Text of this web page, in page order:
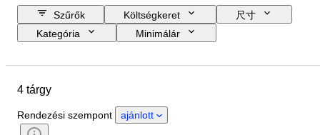
Szűrők Költségkeret
尺寸
Kategória
Minimálár
Anyag
Szín
4 tárgy
Rendezési szempont ajánlott